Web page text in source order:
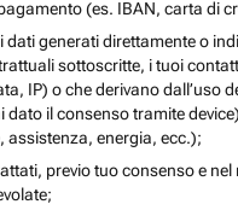
(es. IBAN, carta di
generati direttamente o
sottoscritte, i tuoi
IP) o che derivano dall’uso
dato il consenso tramite
assistenza, energia, ecc.);
previo tuo consenso e